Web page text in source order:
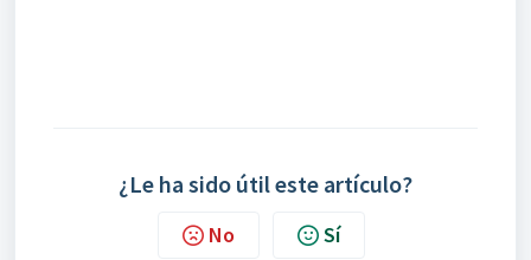
¿Le ha sido útil este artículo?
No Sí